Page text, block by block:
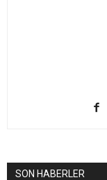
SON HABERLER